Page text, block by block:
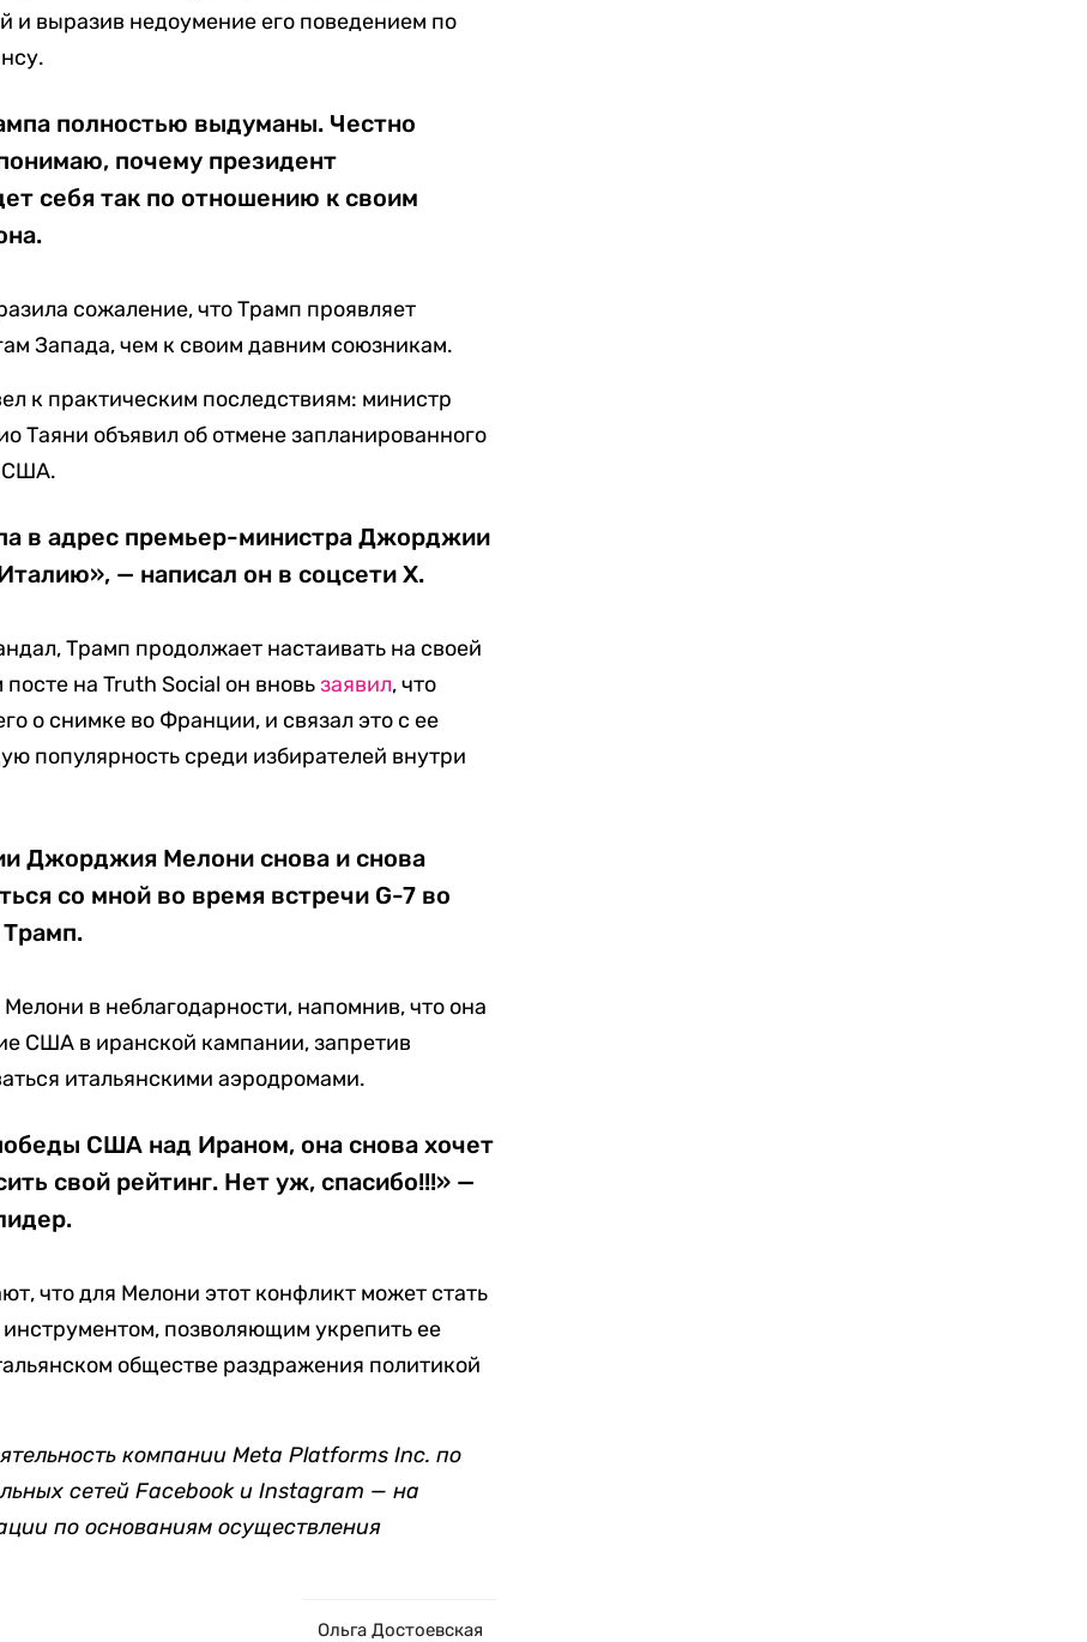
выразив недоумение его поведением по
полностью выдуманы. Честно
почему президент
себя так по отношению к своим
сожаление, что Трамп проявляет
Запада, чем к своим давним союзникам.
к практическим последствиям: министр
Таяни объявил об отмене запланированного
США.
в адрес премьер-министра Джорджии
— написал он в соцсети X.
Трамп продолжает настаивать на своей
на Truth Social он вновьзаявил, что
о снимке во Франции, и связал это с ее
популярность среди избирателей внутри
Джорджия Мелони снова и снова
со мной во время встречи G-7 во
в неблагодарности, напомнив, что она
США в иранской кампании, запретив
итальянскими аэродромами.
США над Ираном, она снова хочет
свой рейтинг. Нет уж, спасибо!!!» —
что для Мелони этот конфликт может стать
позволяющим укрепить ее
обществе раздражения политикой
компании Meta Platforms Inc. по
сетей Facebook и Instagram — на
по основаниям осуществления
Ольга Достоевская